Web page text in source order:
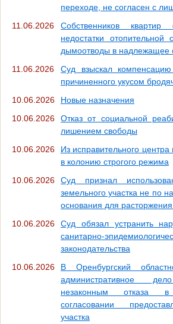
переходе, не согласен с
11.06.2026
Собственников квартир
недостатки отопительной
дымоотводы в надлежащее
11.06.2026
Суд взыскал
причиненного укусом
10.06.2026
Новые назначения
10.06.2026
Отказ от социальной
лишением свободы
10.06.2026
Из исправительного
в колонию строгого режима
10.06.2026
Суд признал
земельного участка не по
основания для
10.06.2026
Суд обязал устранить
санитарно-
законодательства
10.06.2026
В Оренбургский
административное
незаконным отказа в
согласовании
участка